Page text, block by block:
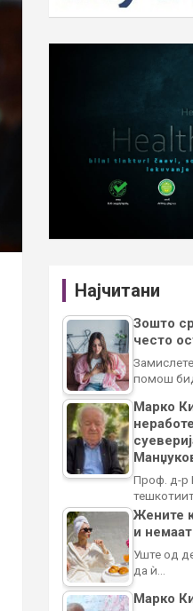
Најчитани
Зошто
често
помош
Марко
Проф. д-р
Жените
и
Уште од
да ѝ…
Марко